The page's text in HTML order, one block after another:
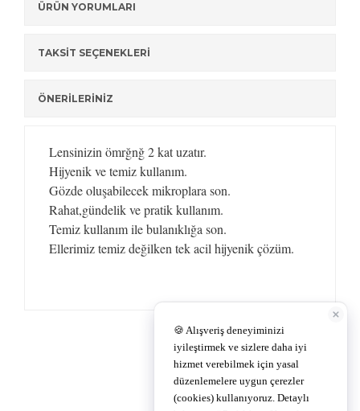
ÜRÜN YORUMLARI
TAKSİT SEÇENEKLERİ
ÖNERİLERİNİZ
Lensinizin ömrğnğ 2 kat uzatır.
Hijyenik ve temiz kullanım.
Gözde oluşabilecek mikroplara son.
Rahat,gündelik ve pratik kullanım.
Temiz kullanım ile bulanıklığa son.
Ellerimiz temiz değilken tek acil hijyenik çözüm.